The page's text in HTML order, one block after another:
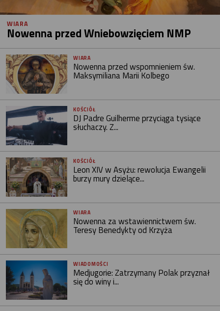
WIARA
Nowenna przed Wniebowzięciem NMP
WIARA
Nowenna przed wspomnieniem św.
Maksymiliana Marii Kolbego
KOŚCIÓŁ
DJ Padre Guilherme przyciąga tysiące
słuchaczy. Z...
KOŚCIÓŁ
Leon XIV w Asyżu: rewolucja Ewangelii
burzy mury dzielące...
WIARA
Nowenna za wstawiennictwem św.
Teresy Benedykty od Krzyża
WIADOMOŚCI
Medjugorie: Zatrzymany Polak przyznał
się do winy i...